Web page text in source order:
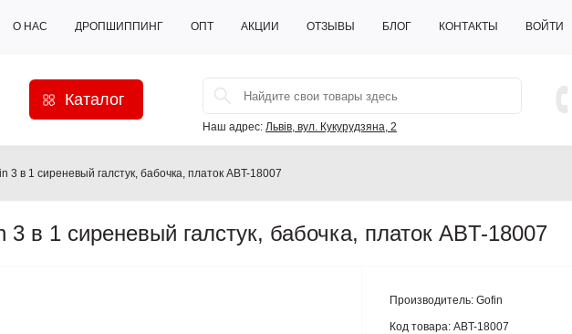
О НАС ДРОПШИППИНГ ОПТ АКЦИИ ОТЗЫВЫ БЛОГ КОНТАКТЫ ВОЙТИ
Каталог
Наш адрес: Львів, вул. Кукурудзяна, 2
3 в 1 сиреневый галстук, бабочка, платок ABT-18007
3 в 1 сиреневый галстук, бабочка, платок ABT-18007
Производитель: Gofin
Код товара: ABT-18007